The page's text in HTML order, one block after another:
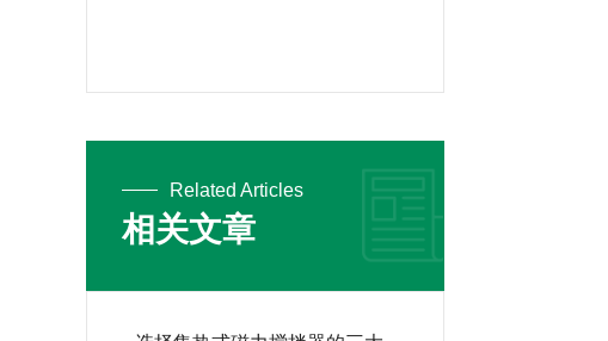
Related Articles
相关文章